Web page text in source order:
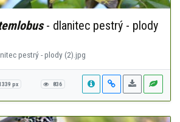
- dlanitec pestrý - plody
pestrý - plody (2).jpg
px 836